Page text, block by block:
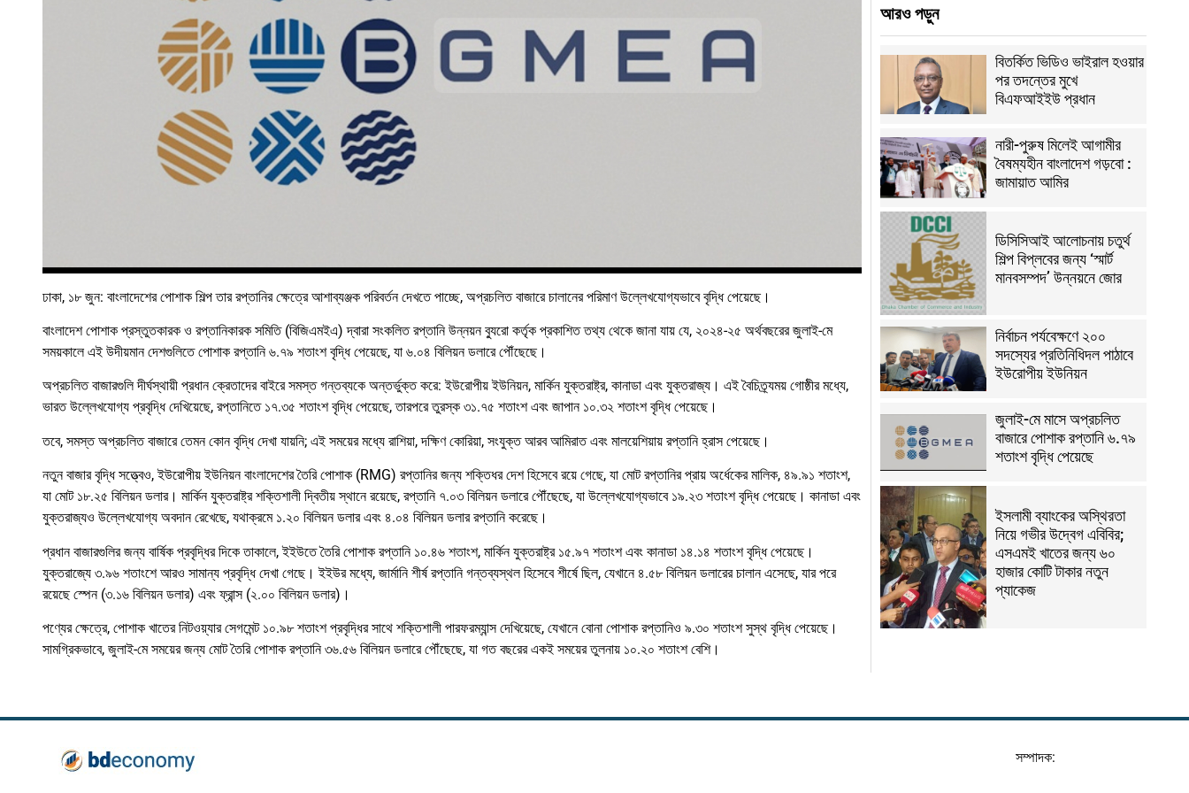
ঢাকা, ১৮ জুন: বাংলাদেশের পোশাক শিল্প তার রপ্তানির ক্ষেত্রে আশাব্যঞ্জক পরিবর্তন দেখতে পাচ্ছে, অপ্রচলিত বাজারে চালানের পরিমাণ উল্লেখযোগ্যভাবে বৃদ্ধি পেয়েছে।
বাংলাদেশ পোশাক প্রস্তুতকারক ও রপ্তানিকারক সমিতি (বিজিএমইএ) দ্বারা সংকলিত রপ্তানি উন্নয়ন ব্যুরো কর্তৃক প্রকাশিত তথ্য থেকে জানা যায় যে, ২০২৪-২৫ অর্থবছরের জুলাই-মে
সময়কালে এই উদীয়মান দেশগুলিতে পোশাক রপ্তানি ৬.৭৯ শতাংশ বৃদ্ধি পেয়েছে, যা ৬.০৪ বিলিয়ন ডলারে পৌঁছেছে।
অপ্রচলিত বাজারগুলি দীর্ঘস্থায়ী প্রধান ক্রেতাদের বাইরে সমস্ত গন্তব্যকে অন্তর্ভুক্ত করে: ইউরোপীয় ইউনিয়ন, মার্কিন যুক্তরাষ্ট্র, কানাডা এবং যুক্তরাজ্য। এই বৈচিত্র্যময় গোষ্ঠীর মধ্যে,
ভারত উল্লেখযোগ্য প্রবৃদ্ধি দেখিয়েছে, রপ্তানিতে ১৭.৩৫ শতাংশ বৃদ্ধি পেয়েছে, তারপরে তুরস্ক ৩১.৭৫ শতাংশ এবং জাপান ১০.৩২ শতাংশ বৃদ্ধি পেয়েছে।
তবে, সমস্ত অপ্রচলিত বাজারে তেমন কোন বৃদ্ধি দেখা যায়নি; এই সময়ের মধ্যে রাশিয়া, দক্ষিণ কোরিয়া, সংযুক্ত আরব আমিরাত এবং মালয়েশিয়ায় রপ্তানি হ্রাস পেয়েছে।
নতুন বাজার বৃদ্ধি সত্ত্বেও, ইউরোপীয় ইউনিয়ন বাংলাদেশের তৈরি পোশাক (RMG) রপ্তানির জন্য শক্তিধর দেশ হিসেবে রয়ে গেছে, যা মোট রপ্তানির প্রায় অর্ধেকের মালিক, ৪৯.৯১ শতাংশ,
যা মোট ১৮.২৫ বিলিয়ন ডলার। মার্কিন যুক্তরাষ্ট্র শক্তিশালী দ্বিতীয় স্থানে রয়েছে, রপ্তানি ৭.০৩ বিলিয়ন ডলারে পৌঁছেছে, যা উল্লেখযোগ্যভাবে ১৯.২৩ শতাংশ বৃদ্ধি পেয়েছে। কানাডা এবং
যুক্তরাজ্যও উল্লেখযোগ্য অবদান রেখেছে, যথাক্রমে ১.২০ বিলিয়ন ডলার এবং ৪.০৪ বিলিয়ন ডলার রপ্তানি করেছে।
প্রধান বাজারগুলির জন্য বার্ষিক প্রবৃদ্ধির দিকে তাকালে, ইইউতে তৈরি পোশাক রপ্তানি ১০.৪৬ শতাংশ, মার্কিন যুক্তরাষ্ট্র ১৫.৯৭ শতাংশ এবং কানাডা ১৪.১৪ শতাংশ বৃদ্ধি পেয়েছে।
যুক্তরাজ্যে ৩.৯৬ শতাংশে আরও সামান্য প্রবৃদ্ধি দেখা গেছে। ইইউর মধ্যে, জার্মানি শীর্ষ রপ্তানি গন্তব্যস্থল হিসেবে শীর্ষে ছিল, যেখানে ৪.৫৮ বিলিয়ন ডলারের চালান এসেছে, যার পরে
রয়েছে স্পেন (৩.১৬ বিলিয়ন ডলার) এবং ফ্রান্স (২.০০ বিলিয়ন ডলার)।
পণ্যের ক্ষেত্রে, পোশাক খাতের নিটওয়্যার সেগমেন্ট ১০.৯৮ শতাংশ প্রবৃদ্ধির সাথে শক্তিশালী পারফরম্যান্স দেখিয়েছে, যেখানে বোনা পোশাক রপ্তানিও ৯.৩০ শতাংশ সুস্থ বৃদ্ধি পেয়েছে।
সামগ্রিকভাবে, জুলাই-মে সময়ের জন্য মোট তৈরি পোশাক রপ্তানি ৩৬.৫৬ বিলিয়ন ডলারে পৌঁছেছে, যা গত বছরের একই সময়ের তুলনায় ১০.২০ শতাংশ বেশি।
আরও পড়ুন
বিতর্কিত ভিডিও ভাইরাল হওয়ার
পর তদন্তের মুখে
বিএফআইইউ প্রধান
নারী-পুরুষ মিলেই আগামীর
বৈষম্যহীন বাংলাদেশ গড়বো :
জামায়াত আমির
ডিসিসিআই আলোচনায় চতুর্থ
শিল্প বিপ্লবের জন্য ‘স্মার্ট
মানবসম্পদ’ উন্নয়নে জোর
নির্বাচন পর্যবেক্ষণে ২০০
সদস্যের প্রতিনিধিদল পাঠাবে
ইউরোপীয় ইউনিয়ন
জুলাই-মে মাসে অপ্রচলিত
বাজারে পোশাক রপ্তানি ৬.৭৯
শতাংশ বৃদ্ধি পেয়েছে
ইসলামী ব্যাংকের অস্থিরতা
নিয়ে গভীর উদ্বেগ এবিবির;
এসএমই খাতের জন্য ৬০
হাজার কোটি টাকার নতুন
প্যাকেজ
সম্পাদক: